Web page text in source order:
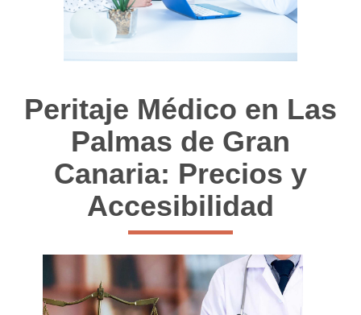
Peritaje Médico en Las
Palmas de Gran
Canaria: Precios y
Accesibilidad